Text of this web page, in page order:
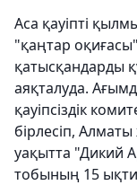
Аса қауіпті
"қаңтар оқиғасы"
қатысқандарды
аяқталуда.
қауіпсіздік
бірлесіп,
уақытта "Дикий
тобының 15